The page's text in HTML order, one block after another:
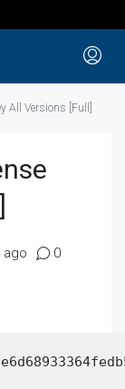
All Versions [Full]
ago 0